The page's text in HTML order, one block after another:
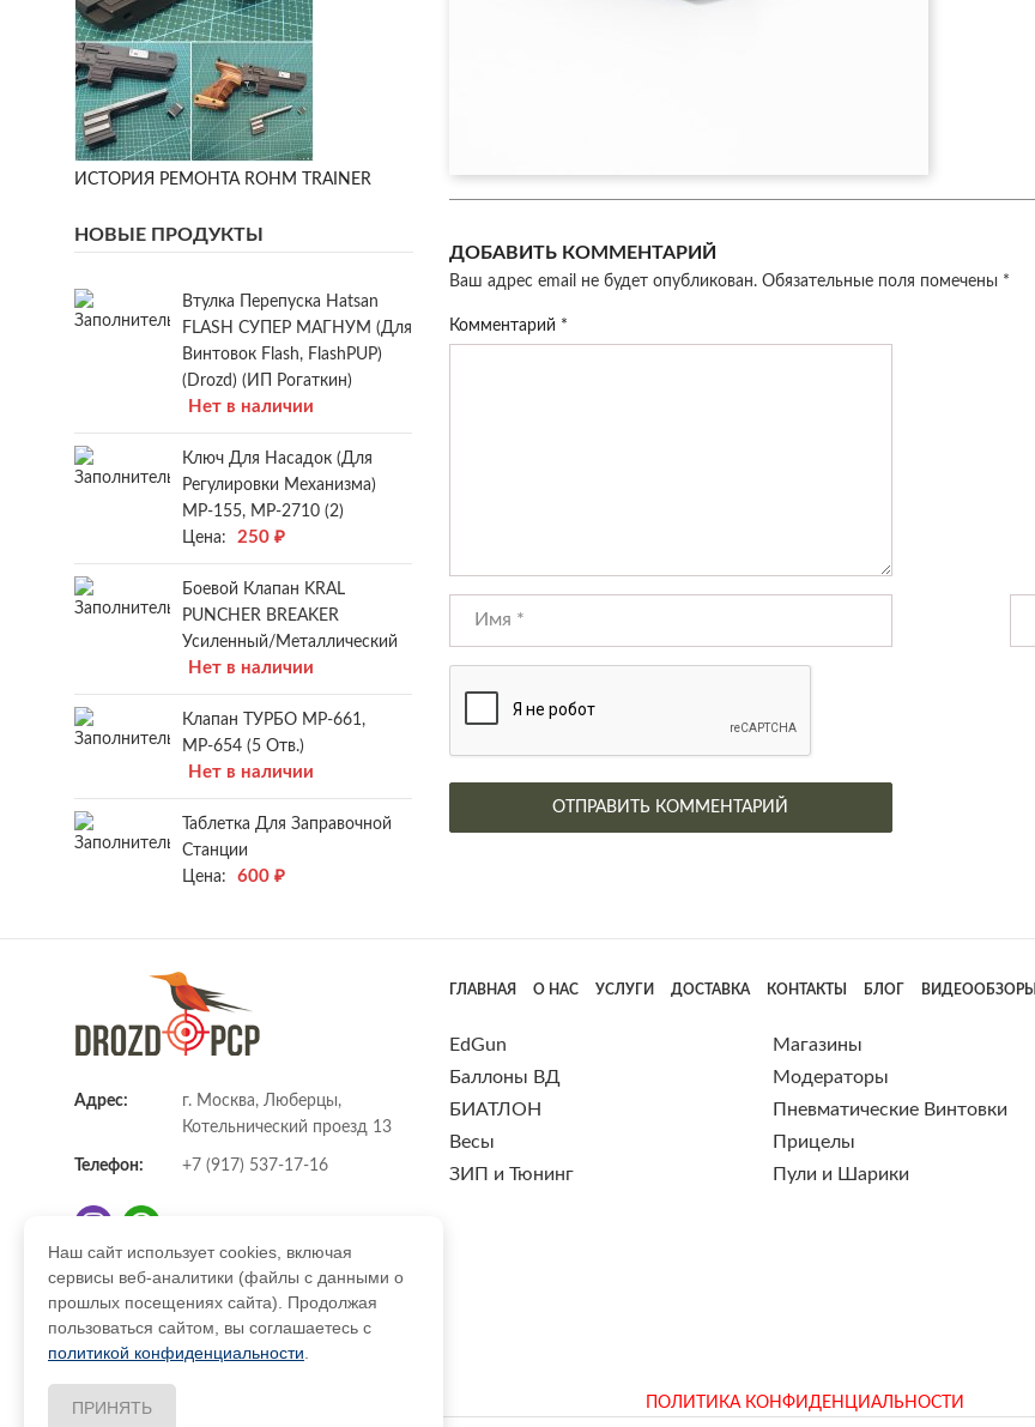
ДОБАВИТЬ КОММЕНТАРИЙ
Ваш адрес email не будет опубликован. Обязательные поля помечены *
Комментарий *
ИСТОРИЯ РЕМОНТА ROHM TRAINER
НОВЫЕ ПРОДУКТЫ
Втулка Перепуска Hatsan
FLASH СУПЕР МАГНУМ (для
Винтовок Flash, FlashPUP)
(Drozd) (ИП Рогаткин)
Нет в наличии
Ключ Для Насадок (для
Регулировки Механизма)
МР-155, МР-2710 (2)
Цена:
250 ₽
Боевой Клапан KRAL
PUNCHER BREAKER
Усиленный/металлический
Нет в наличии
Клапан ТУРБО МР-661,
МР-654 (5 Отв.)
Нет в наличии
Таблетка Для Заправочной
Станции
Цена:
600 ₽
Адрес:
г. Москва, Люберцы,
Котельнический проезд 13
Телефон: +7 (917) 537-17-16
E-mail: info@DrozdPcp.ru
ГЛАВНАЯ О НАС УСЛУГИ ДОСТАВКА КОНТАКТЫ БЛОГ ВИДЕООБЗОРЫ
EdGun
Баллоны ВД
БИАТЛОН
Весы
ЗИП и Тюнинг
Магазины
Модераторы
Пневматические Винтовки
Прицелы
Пули и Шарики
ПОЛИТИКА КОНФИДЕНЦИАЛЬНОСТИ
Наш сайт использует cookies, включая
сервисы веб-аналитики (файлы с данными о
прошлых посещениях сайта). Продолжая
пользоваться сайтом, вы соглашаетесь с
политикой конфиденциальности
ПРИНЯТЬ